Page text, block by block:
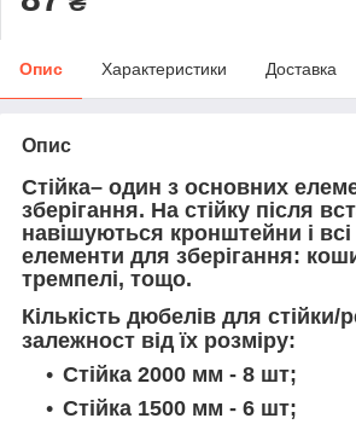
Опис Характеристики Доставка
Опис
Стійка– один з основних
зберігання. На стійку після
навішуються кронштейни і всі
елементи для зберігання:
тремпелі, тощо.
Кількість дюбелів для стійки/
залежност від їх розміру:
Стійка 2000 мм - 8 шт;
Стійка 1500 мм - 6 шт;